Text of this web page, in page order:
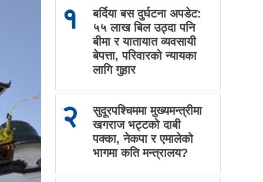
१
बर्दिया बस दुर्घटना अपडेट:
५५ लाख बिल उठ्दा पनि
बीमा र यातायात व्यवसायी
बेपत्ता, परिवारको न्यायका
लागि गुहार
२
सुदूरपश्चिममा मुख्यमन्त्रीमा
खगराज भट्टको दाबी
पक्का, नेकपा र एमालेको
भागमा कति मन्त्रालय?